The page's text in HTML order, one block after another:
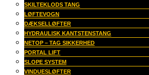
SKILTEKLODS TANG
LØFTEVOGN
DÆKSELLØFTER
HYDRAULISK KANTSTENSTANG
NETOP – TAG SIKKERHED
PORTAL LIFT
SLOPE SYSTEM
VINDUESLØFTER